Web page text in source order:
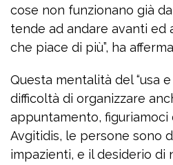
cose non funzionano già
tende ad andare avanti ed
che piace di più”, ha
Questa mentalità del “usa
difficoltà di organizzare
appuntamento, figuriamoci
Avgitidis, le persone sono
impazienti, e il desiderio